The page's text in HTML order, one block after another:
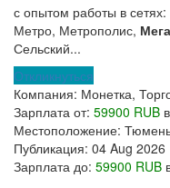
с опытом работы в
Метро, Метрополис,
Сельский...
Откликнуться
Компания: Монетка,
Зарплата от: 59900 RUB
Местоположение:
Публикация: 04 Aug 2026
Зарплата до: 59900 RUB